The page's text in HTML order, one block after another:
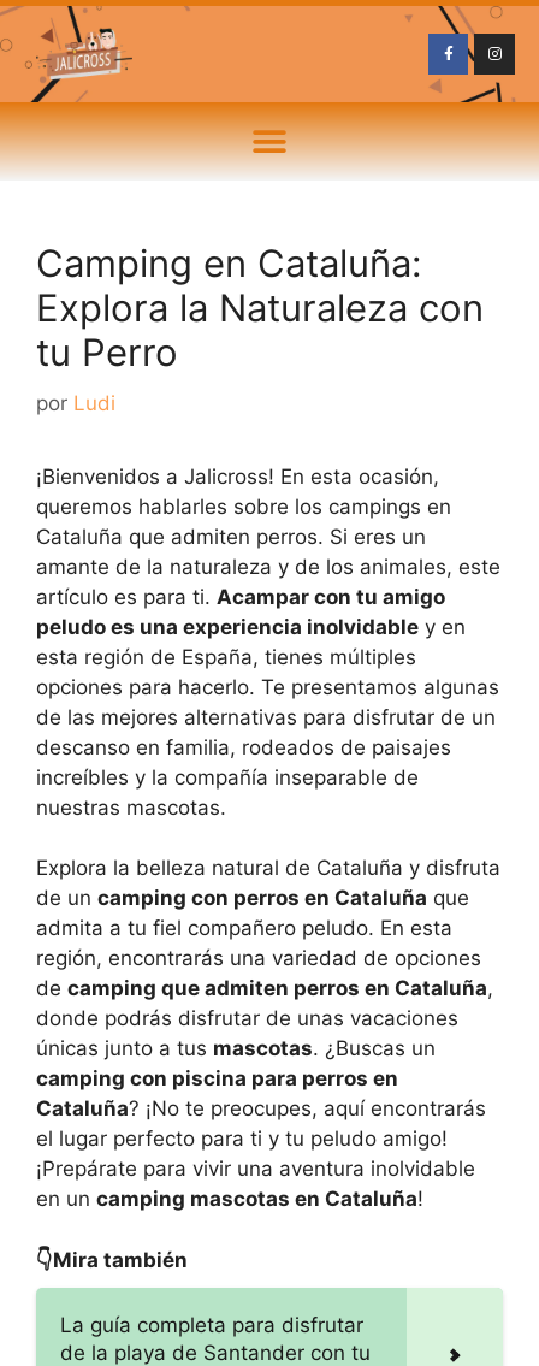
Camping en Cataluña:
Explora la Naturaleza con
tu Perro
por Ludi
¡Bienvenidos a Jalicross! En esta ocasión,
queremos hablarles sobre los campings en
Cataluña que admiten perros. Si eres un
amante de la naturaleza y de los animales, este
artículo es para ti. Acampar con tu amigo
peludo es una experiencia inolvidable y en
esta región de España, tienes múltiples
opciones para hacerlo. Te presentamos algunas
de las mejores alternativas para disfrutar de un
descanso en familia, rodeados de paisajes
increíbles y la compañía inseparable de
nuestras mascotas.
Explora la belleza natural de Cataluña y disfruta
de un camping con perros en Cataluña que
admita a tu fiel compañero peludo. En esta
región, encontrarás una variedad de opciones
de camping que admiten perros en Cataluña,
donde podrás disfrutar de unas vacaciones
únicas junto a tus mascotas. ¿Buscas un
camping con piscina para perros en
Cataluña? ¡No te preocupes, aquí encontrarás
el lugar perfecto para ti y tu peludo amigo!
¡Prepárate para vivir una aventura inolvidable
en un camping mascotas en Cataluña!
👇Mira también
La guía completa para disfrutar
de la playa de Santander con tu